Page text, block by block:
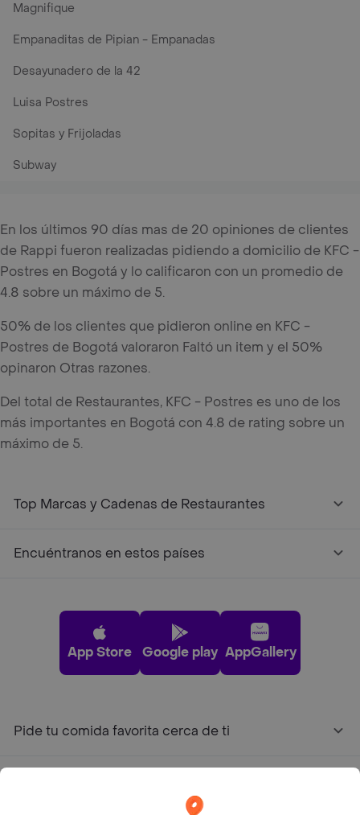
Magnifique
Empanaditas de Pipian - Empanadas
Desayunadero de la 42
Luisa Postres
Sopitas y Frijoladas
Subway
En los últimos 90 días mas de 20 opiniones de clientes
de Rappi fueron realizadas pidiendo a domicilio de KFC -
Postres en Bogotá y lo calificaron con un promedio de
4.8 sobre un máximo de 5.
50% de los clientes que pidieron online en KFC -
Postres de Bogotá valoraron Faltó un item y el 50%
opinaron Otras razones.
Del total de Restaurantes, KFC - Postres es uno de los
más importantes en Bogotá con 4.8 de rating sobre un
máximo de 5.
Top Marcas y Cadenas de Restaurantes
Encuéntranos en estos países
App Store Google play AppGallery
Pide tu comida favorita cerca de ti